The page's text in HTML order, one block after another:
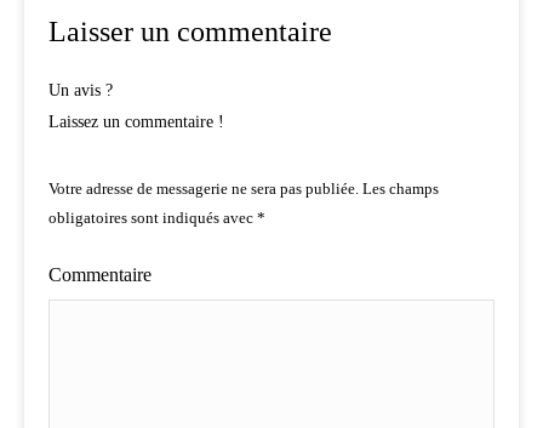
Laisser un commentaire
Un avis ?
Laissez un commentaire !
Votre adresse de messagerie ne sera pas publiée. Les champs
obligatoires sont indiqués avec *
Commentaire